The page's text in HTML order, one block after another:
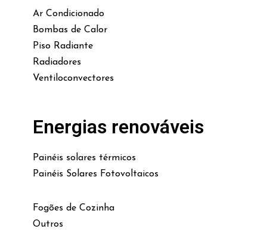
Ar Condicionado
Bombas de Calor
Piso Radiante
Radiadores
Ventiloconvectores
Energias renováveis
Painéis solares térmicos
Painéis Solares Fotovoltaicos
Fogões de Cozinha
Outros